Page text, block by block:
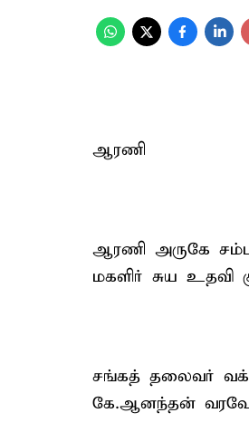
ஆரணி
ஆரணி அருகே
மகளிர் சுய உதவி
சங்கத் தலைவர்
கே.ஆனந்தன்